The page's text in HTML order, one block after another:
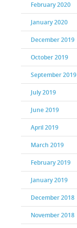
February 2020
January 2020
December 2019
October 2019
September 2019
July 2019
June 2019
April 2019
March 2019
February 2019
January 2019
December 2018
November 2018